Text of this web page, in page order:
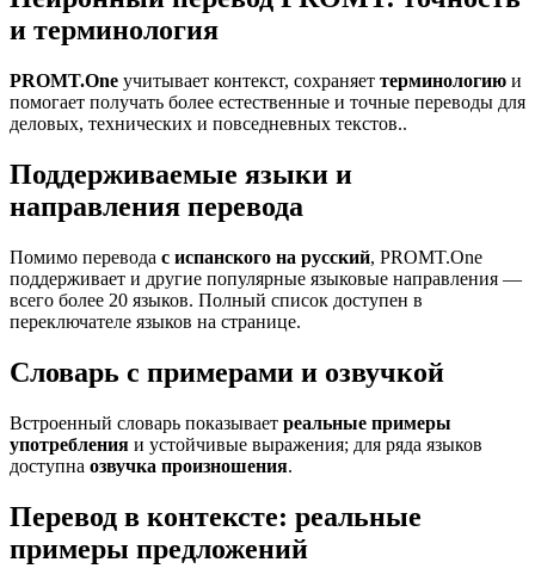
и терминология
PROMT.One учитывает контекст, сохраняет терминологию и
помогает получать более естественные и точные переводы для
деловых, технических и повседневных текстов..
Поддерживаемые языки и
направления перевода
Помимо перевода с испанского на русский, PROMT.One
поддерживает и другие популярные языковые направления —
всего более 20 языков. Полный список доступен в
переключателе языков на странице.
Словарь с примерами и озвучкой
Встроенный словарь показывает реальные примеры
употребления и устойчивые выражения; для ряда языков
доступна озвучка произношения.
Перевод в контексте: реальные
примеры предложений